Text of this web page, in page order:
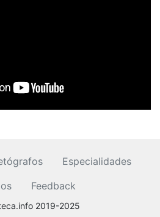
Especialidades
Feedback
2019-2025